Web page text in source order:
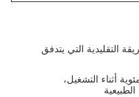
التقليدية التي يتدفق
40 إلى 70 درجة مئوية أثناء التشغيل،